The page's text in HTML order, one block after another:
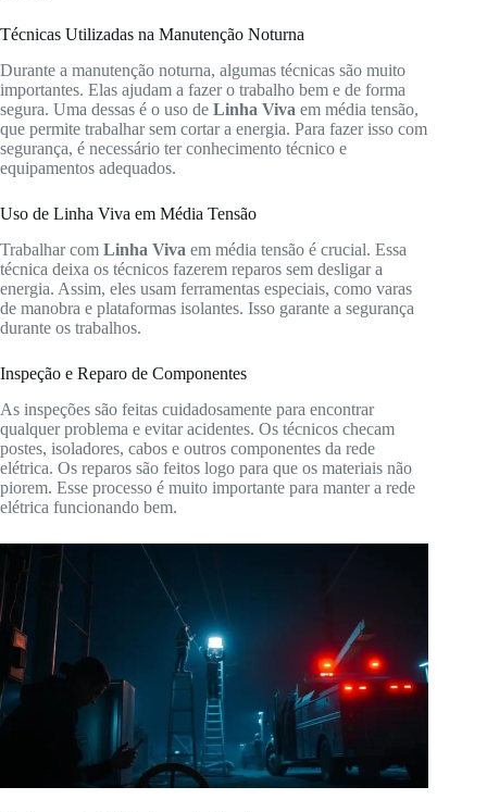
Técnicas Utilizadas na Manutenção Noturna
Durante a manutenção noturna, algumas técnicas são muito
importantes. Elas ajudam a fazer o trabalho bem e de forma
segura. Uma dessas é o uso de Linha Viva em média tensão,
que permite trabalhar sem cortar a energia. Para fazer isso com
segurança, é necessário ter conhecimento técnico e
equipamentos adequados.
Uso de Linha Viva em Média Tensão
Trabalhar com Linha Viva em média tensão é crucial. Essa
técnica deixa os técnicos fazerem reparos sem desligar a
energia. Assim, eles usam ferramentas especiais, como varas
de manobra e plataformas isolantes. Isso garante a segurança
durante os trabalhos.
Inspeção e Reparo de Componentes
As inspeções são feitas cuidadosamente para encontrar
qualquer problema e evitar acidentes. Os técnicos checam
postes, isoladores, cabos e outros componentes da rede
elétrica. Os reparos são feitos logo para que os materiais não
piorem. Esse processo é muito importante para manter a rede
elétrica funcionando bem.